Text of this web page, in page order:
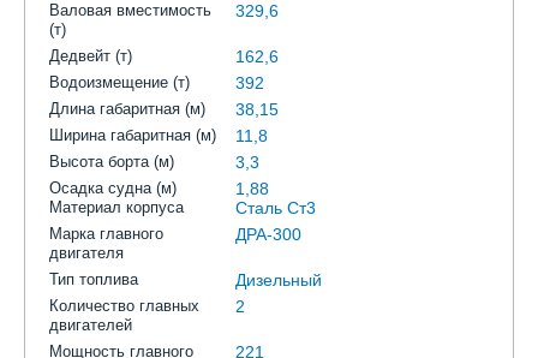
Валовая вместимость
(т)
329,6
Дедвейт (т) 162,6
Водоизмещение (т) 392
Длина габаритная (м) 38,15
Ширина габаритная (м) 11,8
Высота борта (м) 3,3
Осадка судна (м) 1,88
Материал корпуса Сталь Ст3
Марка главного
двигателя
ДРА-300
Тип топлива Дизельный
Количество главных
двигателей
2
Мощность главного
221